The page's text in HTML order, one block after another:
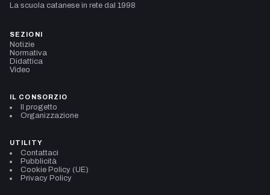
La scuola catanese in rete dal 1998
SEZIONI
Notizie
Normativa
Didattica
Video
IL CONSORZIO
Il progetto
Organizzazione
UTILITY
Contattaci
Pubblicità
Cookie Policy (UE)
Privacy Policy